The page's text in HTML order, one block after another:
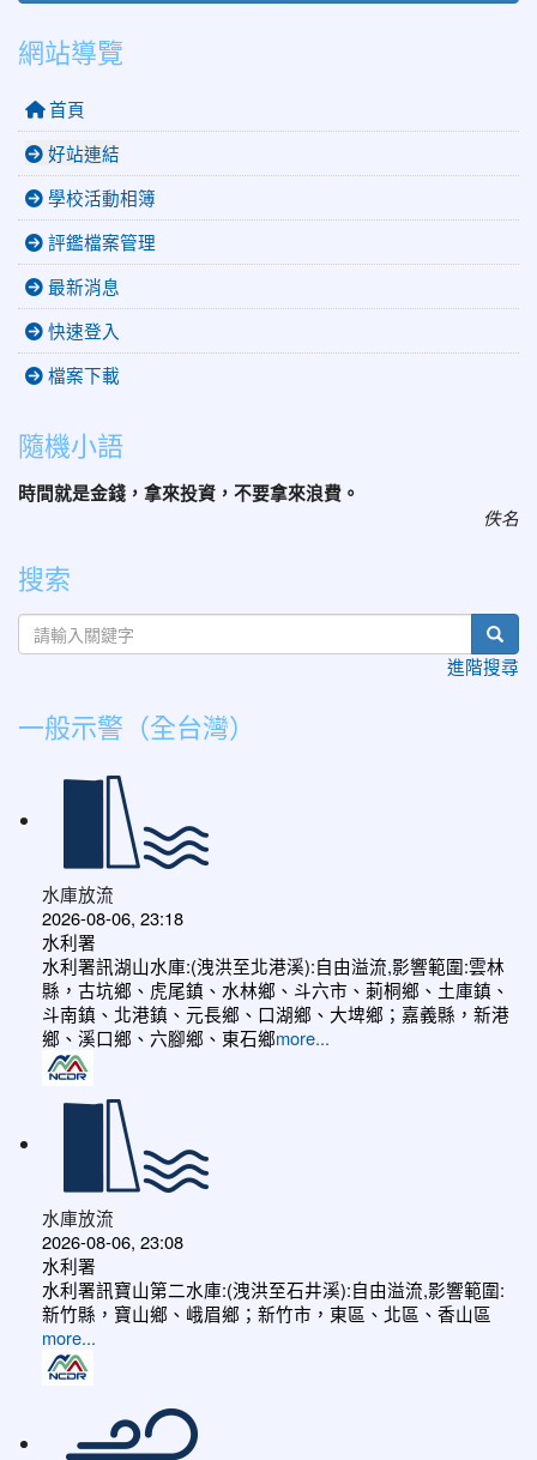
網站導覽
首頁
好站連結
學校活動相簿
評鑑檔案管理
最新消息
快速登入
檔案下載
隨機小語
時間就是金錢，拿來投資，不要拿來浪費。
佚名
搜索
進階搜尋
一般示警（全台灣）
水庫放流
2026-08-06, 23:18
水利署
水利署訊湖山水庫:(洩洪至北港溪):自由溢流,影響範圍:雲林
縣，古坑鄉、虎尾鎮、水林鄉、斗六市、莿桐鄉、土庫鎮、
斗南鎮、北港鎮、元長鄉、口湖鄉、大埤鄉；嘉義縣，新港
鄉、溪口鄉、六腳鄉、東石鄉more...
水庫放流
2026-08-06, 23:08
水利署
水利署訊寶山第二水庫:(洩洪至石井溪):自由溢流,影響範圍:
新竹縣，寶山鄉、峨眉鄉；新竹市，東區、北區、香山區
more...